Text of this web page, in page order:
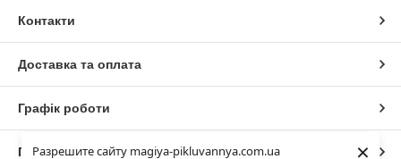
Разрешите сайту magiya-pikluvannya.com.ua ×
Контакти
Доставка та оплата
Графік роботи
Повна версія сайту